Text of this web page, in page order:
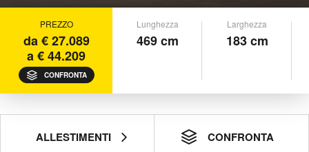
PREZZO
da € 27.089
a € 44.209
CONFRONTA
Lunghezza
469 cm
Larghezza
183 cm
ALLESTIMENTI CONFRONTA